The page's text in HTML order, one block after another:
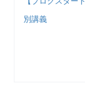
別講義